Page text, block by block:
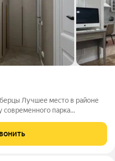
Лучшее место в районе
современного парка
Кухня, гостиная, 3 спальни, 2 с/